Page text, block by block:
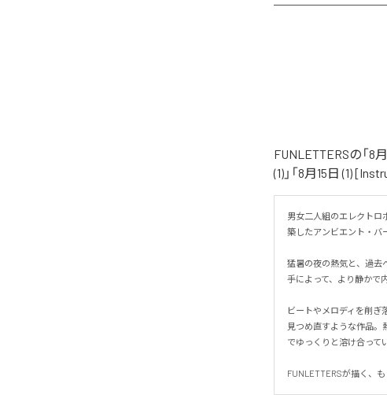
FUNLETTERSの「8
(1)」「8月15日 (1)
男女二人組のエレクトロ
築したアンビエント・バー
猛暑の夜の熱気と、過去
手によって、より静かで
ビートやメロディを削ぎ
見つめ直すような作品
でゆっくりと溶け合って
FUNLETTERSが描く、も